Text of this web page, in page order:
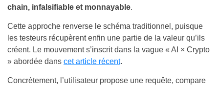
chain, infalsifiable et monnayable.
Cette approche renverse le schéma traditionnel, puisque
les testeurs récupèrent enfin une partie de la valeur qu’ils
créent. Le mouvement s’inscrit dans la vague « AI × Crypto
» abordée dans cet article récent.
Concrètement, l’utilisateur propose une requête, compare